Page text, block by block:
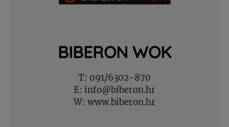
BIBERON WOK
T: 091/6302-870
E: info@biberon.hr
W: www.biberon.hr